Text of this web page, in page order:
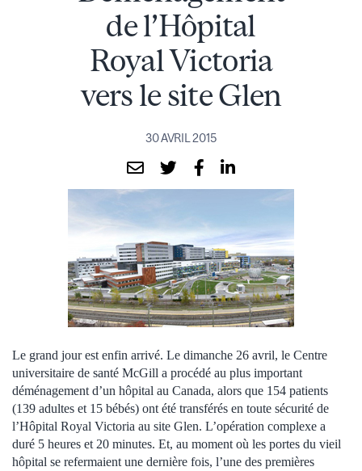
de l’Hôpital
Royal Victoria
vers le site Glen
30 AVRIL 2015
Le grand jour est enfin arrivé. Le dimanche 26 avril, le Centre
universitaire de santé McGill a procédé au plus important
déménagement d’un hôpital au Canada, alors que 154 patients
(139 adultes et 15 bébés) ont été transférés en toute sécurité de
l’Hôpital Royal Victoria au site Glen. L’opération complexe a
duré 5 heures et 20 minutes. Et, au moment où les portes du vieil
hôpital se refermaient une dernière fois, l’une des premières